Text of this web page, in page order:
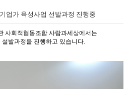
업가 육성사업 선발과정 진행중